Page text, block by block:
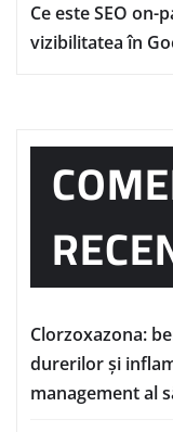
Ce este SEO
vizibilitatea în
Clorzoxazona:
durerilor și
management al